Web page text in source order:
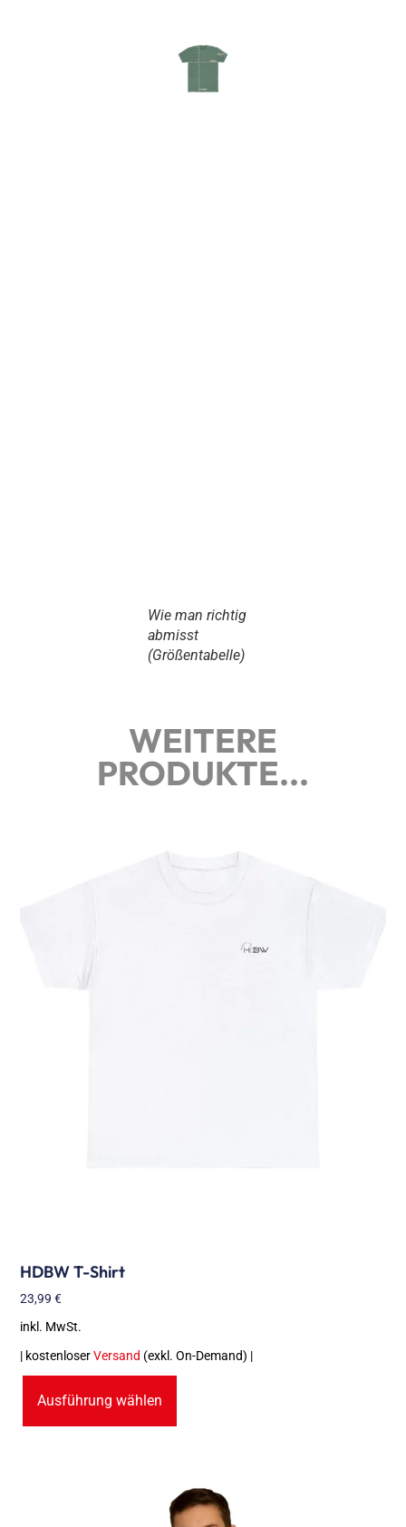
Wie man richtig
abmisst
(Größentabelle)
WEITERE
PRODUKTE...
HDBW T-Shirt
23,99€
inkl. MwSt.
| kostenloserVersand (exkl. On-Demand) |
Ausführung wählen